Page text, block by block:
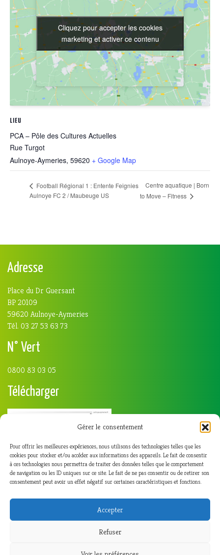
Gérer le consentement
Pour offrir les meilleures expériences, nous utilisons des technologies telles que les
cookies pour stocker et/ou accéder aux informations des appareils. Le fait de consentir
à ces technologies nous permettra de traiter des données telles que le comportement
de navigation ou les ID uniques sur ce site. Le fait de ne pas consentir ou de retirer son
consentement peut avoir un effet négatif sur certaines caractéristiques et fonctions.
Accepter
Refuser
LIEU
PCA – Pôle des Cultures Actuelles
Rue Turgot
Aulnoye-Aymeries, 59620 + Google Map
Cliquez pour accepter les cookies
marketing et activer ce contenu
Cliquez pour accepter les cookies
marketing et activer ce contenu
Football Régional 1 : Entente Feignies
Aulnoye FC 2 / Maubeuge US
Centre aquatique | Born
to Move – Fitness
Adresse
Place du Dr Guersant
BP 20109
59620 Aulnoye-Aymeries
Tél. 03 27 53 63 73
N° Vert
0800 83 03 05
Télécharger